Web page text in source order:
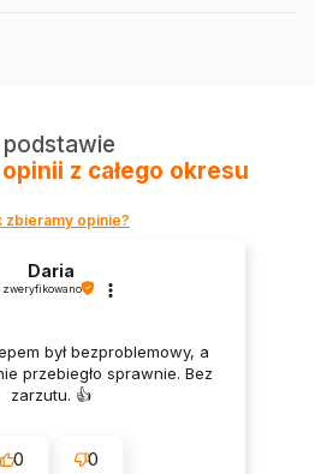
podstawie
opinii z całego okresu
zbieramy opinie?
Daria
zweryfikowano
był bezproblemowy, a
przebiegło sprawnie. Bez
zarzutu. 👍️
0 0